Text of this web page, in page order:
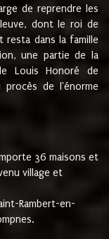
de reprendre les
dont le roi de
resta dans la famille
une partie de la
Louis Honoré de
procès de l'énorme
36 maisons et
village et
Rambert-en-